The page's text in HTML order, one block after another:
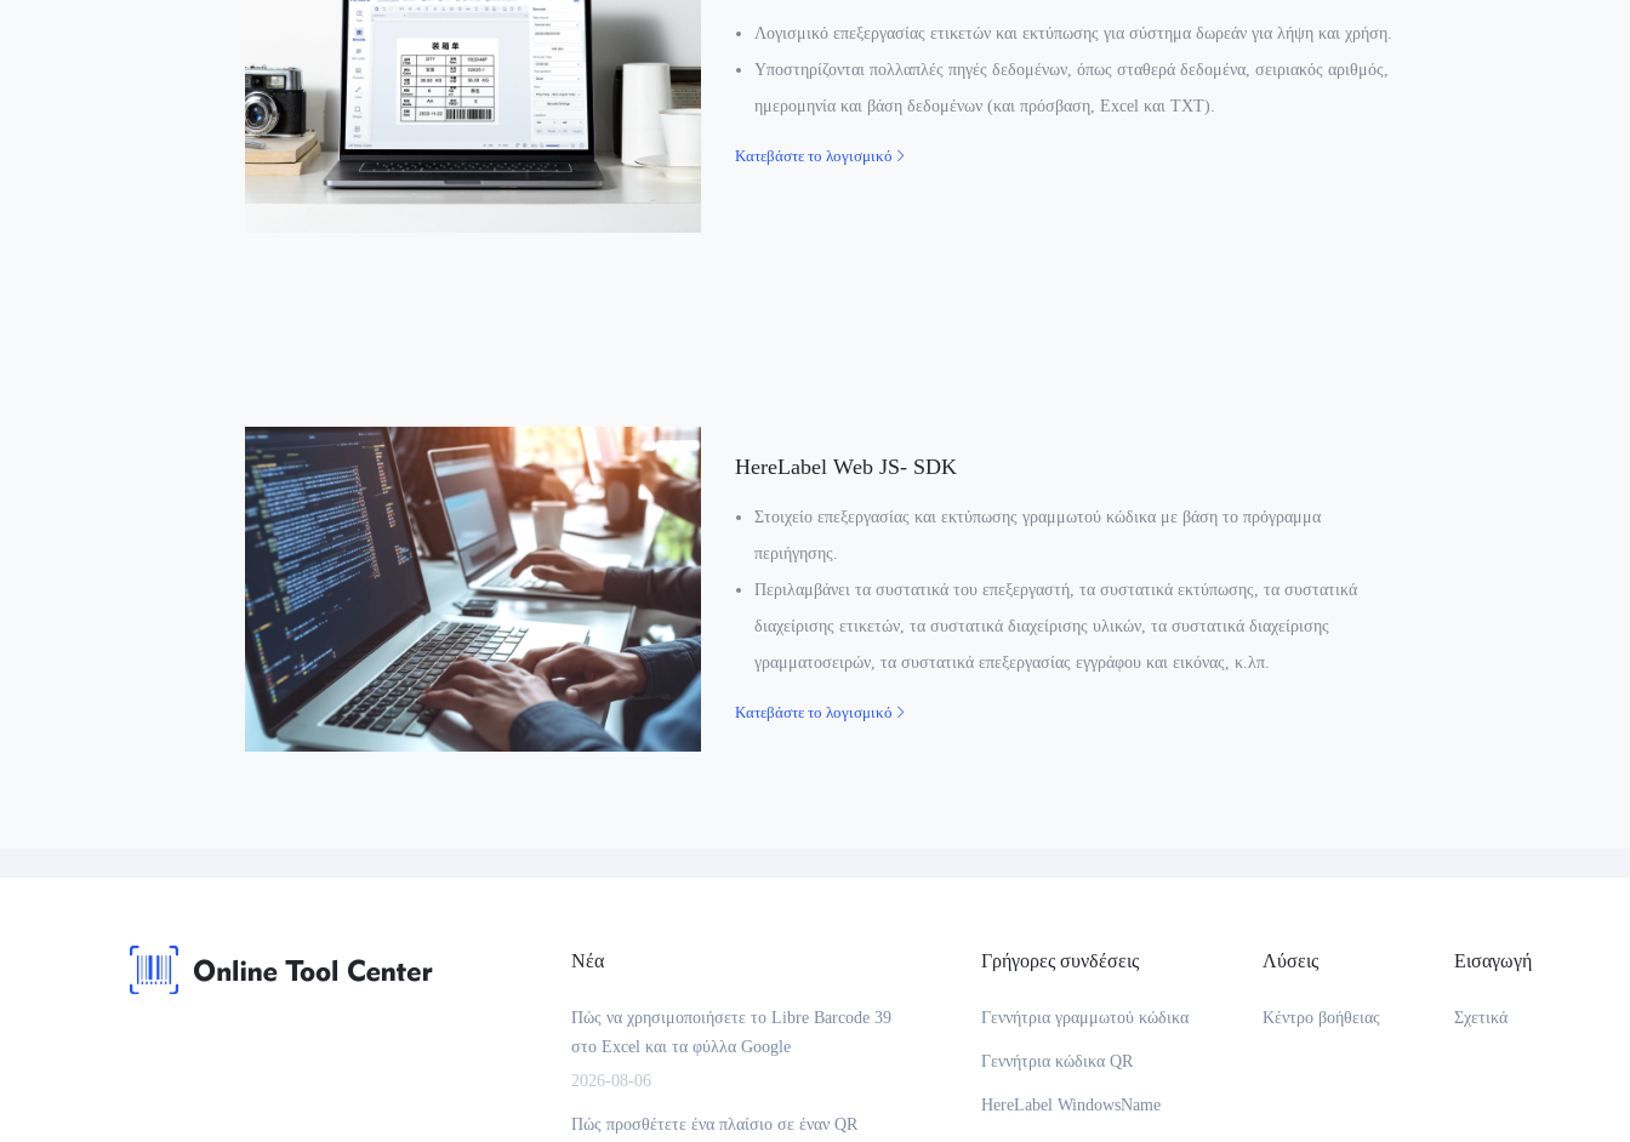
Λογισμικό επεξεργασίας ετικετών και εκτύπωσης για σύστημα δωρεάν για λήψη και χρήση.
Υποστηρίζονται πολλαπλές πηγές δεδομένων, όπως σταθερά δεδομένα, σειριακός αριθμός,
ημερομηνία και βάση δεδομένων (και πρόσβαση, Excel και TXT).
Κατεβάστε το λογισμικό
HereLabel Web JS- SDK
Στοιχείο επεξεργασίας και εκτύπωσης γραμμωτού κώδικα με βάση το πρόγραμμα
περιήγησης.
Περιλαμβάνει τα συστατικά του επεξεργαστή, τα συστατικά εκτύπωσης, τα συστατικά
διαχείρισης ετικετών, τα συστατικά διαχείρισης υλικών, τα συστατικά διαχείρισης
γραμματοσειρών, τα συστατικά επεξεργασίας εγγράφου και εικόνας, κ.λπ.
Κατεβάστε το λογισμικό
Νέα
Πώς να χρησιμοποιήσετε το Libre Barcode 39
στο Excel και τα φύλλα Google
2026-08-06
Πώς προσθέτετε ένα πλαίσιο σε έναν QR
Γρήγορες συνδέσεις
Γεννήτρια γραμμωτού κώδικα
Γεννήτρια κώδικα QR
HereLabel WindowsName
Λύσεις
Κέντρο βοήθειας
Εισαγωγή
Σχετικά